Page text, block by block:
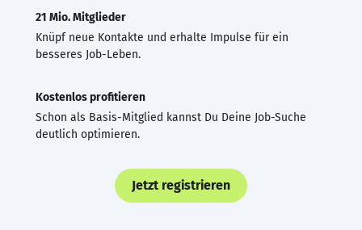
21 Mio. Mitglieder
Knüpf neue Kontakte und erhalte Impulse für ein
besseres Job-Leben.
Kostenlos profitieren
Schon als Basis-Mitglied kannst Du Deine Job-Suche
deutlich optimieren.
Jetzt registrieren